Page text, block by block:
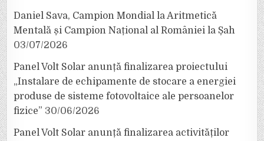
Daniel Sava, Campion Mondial la Aritmetică
Mentală și Campion Național al României la Șah
03/07/2026
Panel Volt Solar anunță finalizarea proiectului
„Instalare de echipamente de stocare a energiei
produse de sisteme fotovoltaice ale persoanelor
fizice” 30/06/2026
Panel Volt Solar anunță finalizarea activităților